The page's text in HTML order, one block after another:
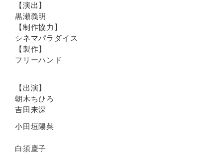
【演出】
黒瀬義明
【制作協力】
シネマパラダイス
【製作】
フリーハンド
【出演】
朝木ちひろ
吉田来深
小田垣陽菜
白須慶子